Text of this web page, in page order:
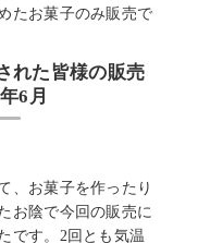
たお菓子のみ販売で
れた皆様の販売
6月
、お菓子を作ったり
お陰で今回の販売に
です。2回とも気温